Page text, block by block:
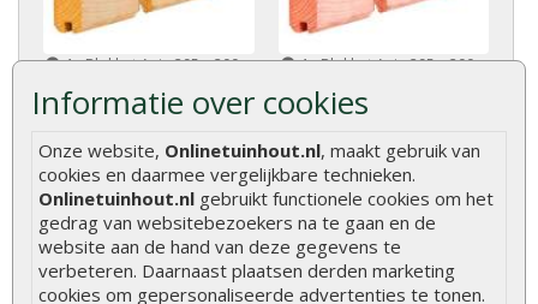
Informatie over cookies
Onze website, Onlinetuinhout.nl, maakt gebruik van
cookies en daarmee vergelijkbare technieken.
Onlinetuinhout.nl gebruikt functionele cookies om het
gedrag van websitebezoekers na te gaan en de
website aan de hand van deze gegevens te
verbeteren. Daarnaast plaatsen derden marketing
cookies om gepersonaliseerde advertenties te tonen.
1xBlokhut Anja 295 x 200 x
geïmpregneerd
+€ 280,00
1xBlokhut Anja 295 x 200 x
geïmpregneerd
+€ 280,00
Kenmerken
Merk
Tuindeco
Dakbedekking
Exclusief